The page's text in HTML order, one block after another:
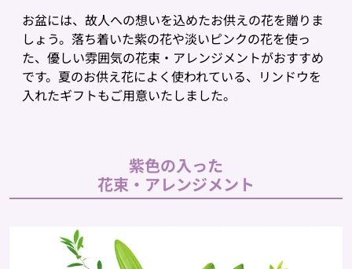
お盆には、故人への想いを込めたお供えの花を贈りま
しょう。落ち着いた紫の花や淡いピンクの花を使っ
た、優しい雰囲気の花束・アレンジメントがおすすめ
です。夏のお供え花によく使われている、リンドウを
入れたギフトもご用意いたしました。
紫色の入った
花束・アレンジメント